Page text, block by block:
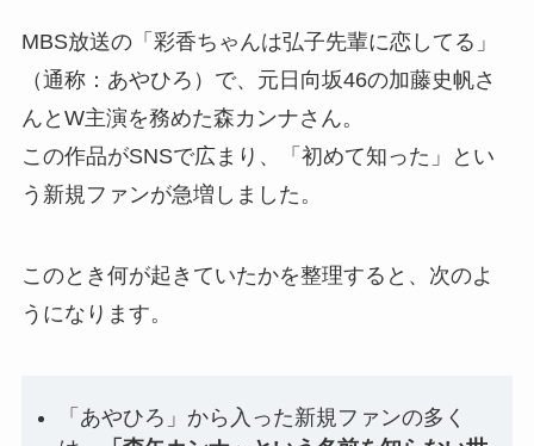
MBS放送の「彩香ちゃんは弘子先輩に恋してる」
（通称：あやひろ）で、元日向坂46の加藤史帆さ
んとW主演を務めた森カンナさん。
この作品がSNSで広まり、「初めて知った」とい
う新規ファンが急増しました。
このとき何が起きていたかを整理すると、次のよ
うになります。
「あやひろ」から入った新規ファンの多く